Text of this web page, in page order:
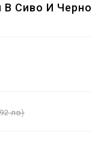
В Сиво И Черно
лв)